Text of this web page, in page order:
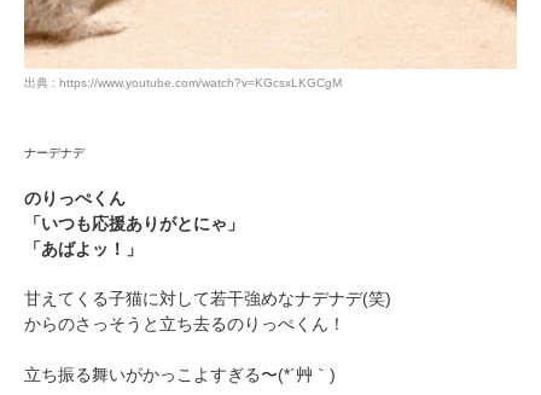
出典 : https://www.youtube.com/watch?v=KGcsxLKGCgM
ナーデナデ
のりっぺくん
「いつも応援ありがとにゃ」
「あばよッ！」
甘えてくる子猫に対して若干強めなナデナデ(笑)
からのさっそうと立ち去るのりっぺくん！
立ち振る舞いがかっこよすぎる〜(*´艸｀)